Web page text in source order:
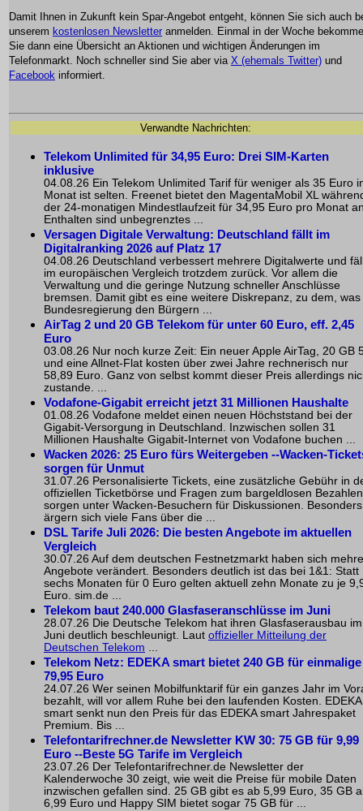
Damit Ihnen in Zukunft kein Spar-Angebot entgeht, können Sie sich auch
unserem kostenlosen Newsletter anmelden. Einmal in der Woche
Sie dann eine Übersicht an Aktionen und wichtigen Änderungen im
Telefonmarkt. Noch schneller sind Sie aber via X (ehemals Twitter) und
Facebook informiert.
Verwandte Nachrichten:
Telekom Unlimited für 34,95 Euro: Drei SIM-Karten
inklusive
04.08.26 Ein Telekom Unlimited Tarif für weniger als 35 Euro
Monat ist selten. Freenet bietet den MagentaMobil XL
der 24-monatigen Mindestlaufzeit für 34,95 Euro pro Monat
Enthalten sind unbegrenztes ...
Versagen Digitale Verwaltung: Deutschland fällt im
Digitalranking 2026 auf Platz 17
04.08.26 Deutschland verbessert mehrere Digitalwerte und
im europäischen Vergleich trotzdem zurück. Vor allem die
Verwaltung und die geringe Nutzung schneller Anschlüsse
bremsen. Damit gibt es eine weitere Diskrepanz, zu dem, was
Bundesregierung den Bürgern ...
AirTag 2 und 20 GB Telekom für unter 60 Euro, eff. 2,45
Euro
03.08.26 Nur noch kurze Zeit: Ein neuer Apple AirTag, 20 GB
und eine Allnet-Flat kosten über zwei Jahre rechnerisch nur
58,89 Euro. Ganz von selbst kommt dieser Preis allerdings
zustande. ...
Vodafone-Gigabit erreicht jetzt 31 Millionen Haushalte
01.08.26 Vodafone meldet einen neuen Höchststand bei der
Gigabit-Versorgung in Deutschland. Inzwischen sollen 31
Millionen Haushalte Gigabit-Internet von Vodafone buchen ...
Wacken 2026: 25 Euro fürs Weitergeben --Wacken-
sorgen für Unmut
31.07.26 Personalisierte Tickets, eine zusätzliche Gebühr in
offiziellen Ticketbörse und Fragen zum bargeldlosen Bezahlen
sorgen unter Wacken-Besuchern für Diskussionen. Besonders
ärgern sich viele Fans über die ...
DSL Tarife Juli 2026: Die besten Angebote im aktuellen
Vergleich
30.07.26 Auf dem deutschen Festnetzmarkt haben sich
Angebote verändert. Besonders deutlich ist das bei 1&1: Statt
sechs Monaten für 0 Euro gelten aktuell zehn Monate zu je
Euro. sim.de ...
Telekom baut 240.000 Glasfaseranschlüsse im Juni
28.07.26 Die Deutsche Telekom hat ihren Glasfaserausbau im
Juni deutlich beschleunigt. Laut offizieller Mitteilung der
Deutschen Telekom ...
Telekom Netz: EDEKA smart bietet 240 GB für einmalige
79,95 Euro
24.07.26 Wer seinen Mobilfunktarif für ein ganzes Jahr im
bezahlt, will vor allem Ruhe bei den laufenden Kosten. EDEKA
smart senkt nun den Preis für das EDEKA smart Jahrespaket
Premium. Bis ...
Telefontarifrechner.de Newsletter KW 30: 75 GB für 9,99
Euro --Beste 5G Tarife im Vergleich
23.07.26 Der Telefontarifrechner.de Newsletter der
Kalenderwoche 30 zeigt, wie weit die Preise für mobile Daten
inzwischen gefallen sind. 25 GB gibt es ab 5,99 Euro, 35 GB
6,99 Euro und Happy SIM bietet sogar 75 GB für ...